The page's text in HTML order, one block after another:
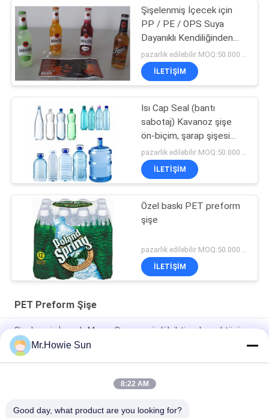
Şişelenmiş İçecek için
PP / PE / OPS Suya
Dayanıklı Kendiliğinden
Yapışan Etiket
İLETIŞIM
Isı Cap Seal (bantı
sabotaj) Kavanoz şişe
ön-biçim, şarap şişesi
Shrink
İLETIŞIM
Özel baskı PET preform
şişe
pazarlık edilebilir MOQ:50.000 adet
İLETIŞIM
PET Preform Şişe
Şişelenmiş İçecek, Meyve Suyu ve günlük ihtiyaçlar sektörü
için Hızlı OPP Etiketi (Wrap-around)
3L, 4L, 5L, 6L su şişesi, yağ şişesi için Kolu
Su şişeleri, gazlı içecekler, hotfill, petrol için 26mm HDPE ve PP
Mr.Howie Sun
8:22 AM
Good day, what product are you looking for?